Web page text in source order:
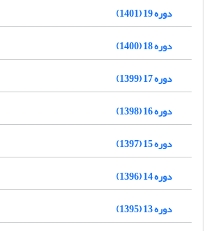
دوره 19 (1401)
دوره 18 (1400)
دوره 17 (1399)
دوره 16 (1398)
دوره 15 (1397)
دوره 14 (1396)
دوره 13 (1395)